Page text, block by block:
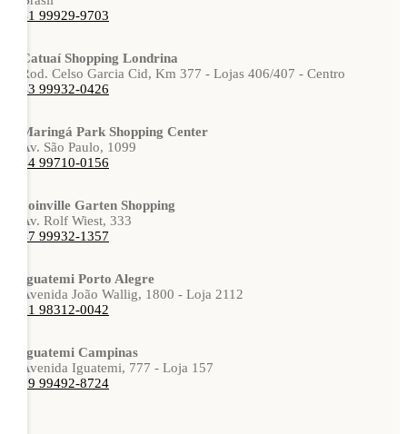
41 99929-9703
Catuaí Shopping Londrina
Rod. Celso Garcia Cid, Km 377 - Lojas 406/407 - Centro
43 99932-0426
Maringá Park Shopping Center
Av. São Paulo, 1099
44 99710-0156
Joinville Garten Shopping
Av. Rolf Wiest, 333
47 99932-1357
Iguatemi Porto Alegre
Avenida João Wallig, 1800 - Loja 2112
51 98312-0042
Iguatemi Campinas
Avenida Iguatemi, 777 - Loja 157
19 99492-8724